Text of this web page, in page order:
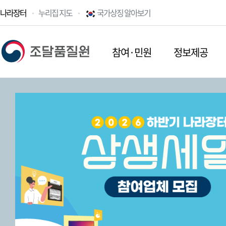
나라장터 누리집 지도 국가상징 알아보기
참여·민원 정보제공